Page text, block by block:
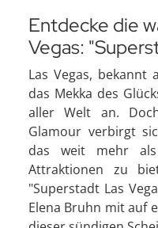
Entdecke die
Vegas:
Las Vegas, bekannt
das Mekka des
aller Welt an.
Glamour verbirgt
das weit mehr
Attraktionen zu
"Superstadt Las
Elena Bruhn mit auf